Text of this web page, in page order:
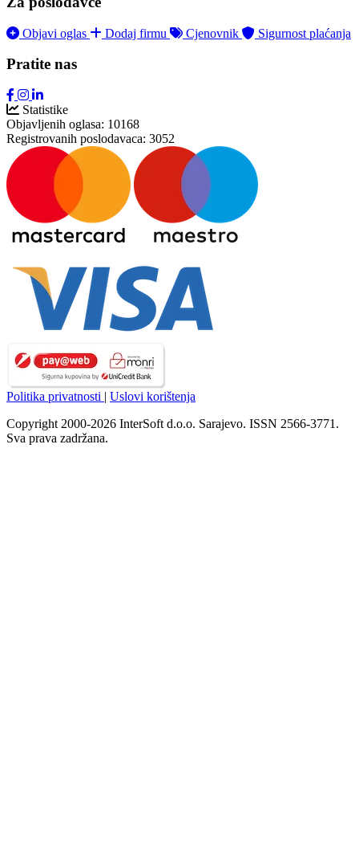
Objavi oglas Dodaj firmu Cjenovnik Sigurnost plaćanja
Pratite nas
Statistike
Objavljenih oglasa: 10168
Registrovanih poslodavaca: 3052
Politika privatnosti | Uslovi korištenja
Copyright 2000-2026 InterSoft d.o.o. Sarajevo. ISSN 2566-3771.
Sva prava zadržana.